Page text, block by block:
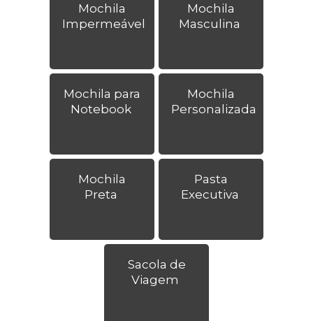
Mochila
Impermeável
Mochila
Masculina
Mochila para
Notebook
Mochila
Personalizada
Mochila
Preta
Pasta
Executiva
Sacola de
Viagem